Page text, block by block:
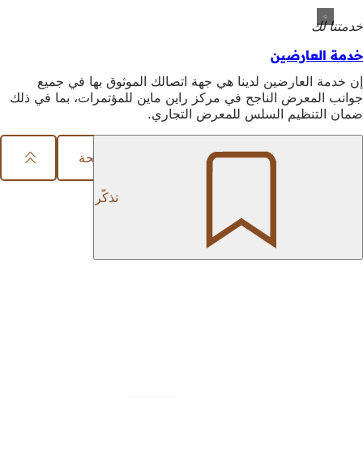
خدمتنا لك
خدمة العارضين
إن خدمة العارضين لدينا هي جهة اتصالك الموثوق بها في جميع
جوانب المعرض الناجح في مركز راين ماين للمؤتمرات، بما في ذلك
ضمان التنظيم السلس للمعرض التجاري.
تذكّر
مشاركة الصفحة